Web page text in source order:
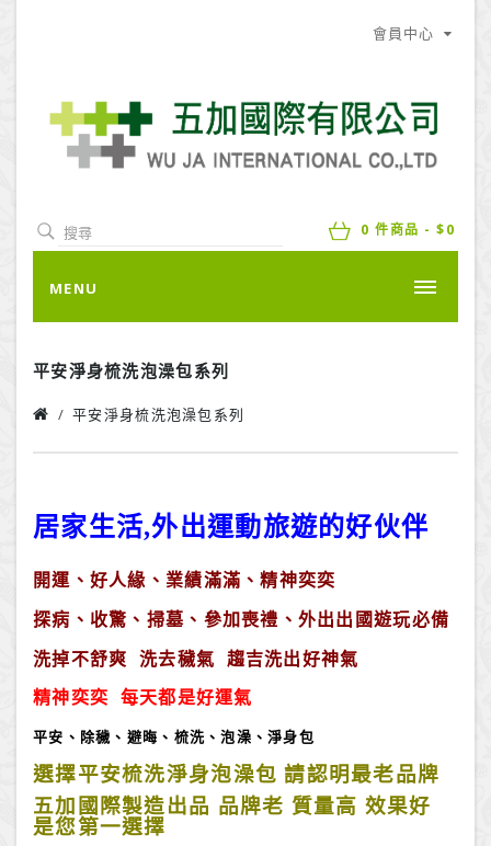
會員中心
0 件商品 - $0
MENU
平安淨身梳洗泡澡包系列
平安淨身梳洗泡澡包系列
居家生活,外出運動旅遊的好伙伴
開運、好人緣、業績滿滿、精神奕奕
探病、收驚、掃墓、參加喪禮、外出出國遊玩必備
洗掉不舒爽 洗去穢氣 趨吉洗出好神氣
精神奕奕 每天都是好運氣
平安、除穢、避晦、梳洗、泡澡、淨身包
選擇平安梳洗淨身泡澡包 請認明最老品牌
五加國際製造出品 品牌老 質量高 效果好
是您第一選擇